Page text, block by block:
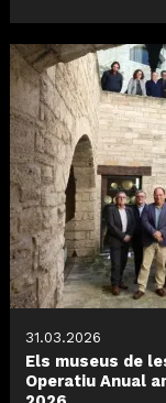
31.03.2026
Els museus de
Operatiu Anual